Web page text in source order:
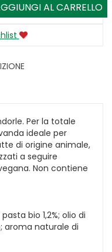
AL CARRELLO
Per la totale
ideale per
di origine animale,
a seguire
Non contiene
bio 1,2%; olio di
aroma naturale di